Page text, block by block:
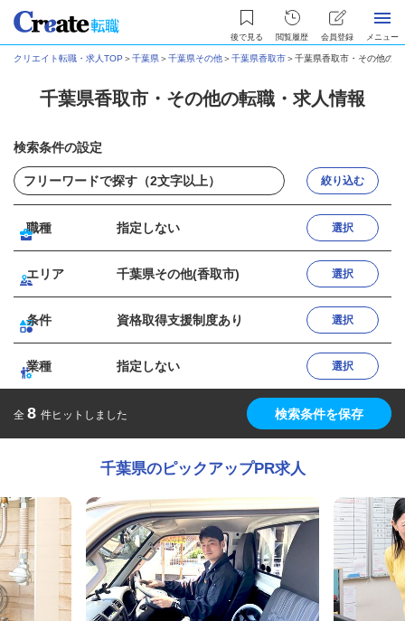
後で見る 閲覧履歴 会員登録 メニュー
クリエイト転職・求人TOP ＞千葉県＞千葉県その他＞千葉県香取市＞千葉県香取市・その他の
千葉県香取市・その他の転職・求人情報
検索条件の設定
絞り込む
職種 指定しない 選択
エリア 千葉県その他(香取市) 選択
条件 資格取得支援制度あり 選択
業種 指定しない 選択
全 8 件ヒットしました 検索条件を保存
千葉県のピックアップPR求人